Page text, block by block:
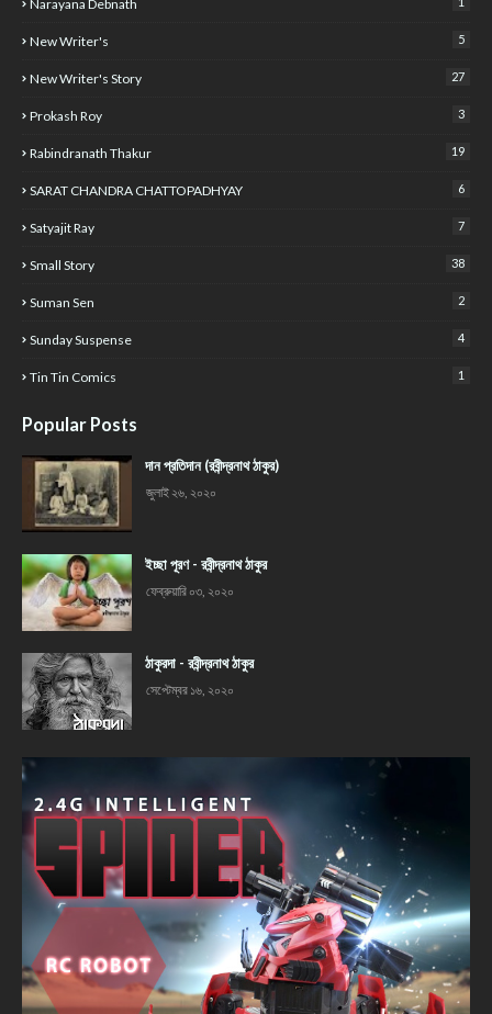
Narayana Debnath
New Writer's 5
New Writer's Story 27
Prokash Roy 3
Rabindranath Thakur 19
SARAT CHANDRA CHATTOPADHYAY 6
Satyajit Ray 7
Small Story 38
Suman Sen 2
Sunday Suspense 4
Tin Tin Comics 1
Popular Posts
দান প্রতিদান (রবীন্দ্রনাথ ঠাকুর)
জুলাই ২৬, ২০২০
ইচ্ছা পূরণ - রবীন্দ্রনাথ ঠাকুর
ফেব্রুয়ারি ০৩, ২০২০
ঠাকুরদা - রবীন্দ্রনাথ ঠাকুর
সেপ্টেম্বর ১৬, ২০২০